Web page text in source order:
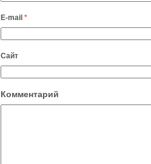
E-mail *
Сайт
Комментарий